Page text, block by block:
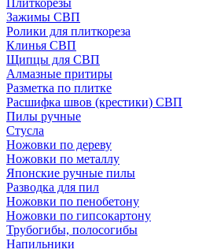
Плиткорезы
Зажимы СВП
Ролики для плиткореза
Клинья СВП
Щипцы для СВП
Алмазные притиры
Разметка по плитке
Расшифка швов (крестики) СВП
Пилы ручные
Стусла
Ножовки по дереву
Ножовки по металлу
Японские ручные пилы
Разводка для пил
Ножовки по пенобетону
Ножовки по гипсокартону
Трубогибы, полосогибы
Напильники